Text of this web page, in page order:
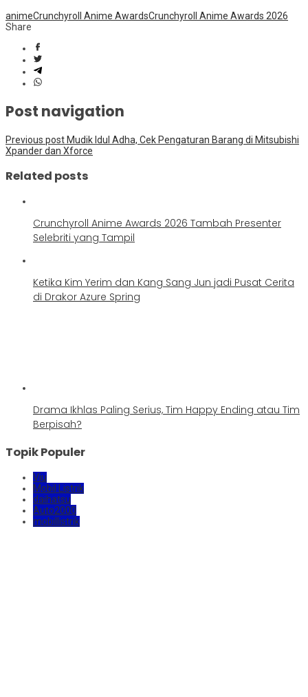
animeCrunchyroll Anime AwardsCrunchyroll Anime Awards 2026
Share
Post navigation
Previous post Mudik Idul Adha, Cek Pengaturan Barang di Mitsubishi
Xpander dan Xforce
Related posts
Crunchyroll Anime Awards 2026 Tambah Presenter
Selebriti yang Tampil
Ketika Kim Yerim dan Kang Sang Jun jadi Pusat Cerita
di Drakor Azure Spring
Drama Ikhlas Paling Serius, Tim Happy Ending atau Tim
Berpisah?
Topik Populer
Viu
Mobil Listrik
daihatsu
Auto2000
mobillistrik